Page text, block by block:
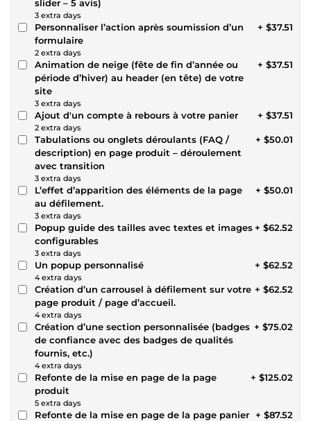
slider – 5 avis)
3 extra days
Personnaliser l’action après soumission d’un
formulaire
2 extra days
+ $37.51
Animation de neige (fête de fin d’année ou
période d’hiver) au header (en tête) de votre
site
3 extra days
+ $37.51
Ajout d'un compte à rebours à votre panier
2 extra days
+ $37.51
Tabulations ou onglets déroulants (FAQ /
description) en page produit – déroulement
avec transition
3 extra days
+ $50.01
L’effet d’apparition des éléments de la page
au défilement.
3 extra days
+ $50.01
Popup guide des tailles avec textes et images
configurables
3 extra days
+ $62.52
Un popup personnalisé
4 extra days
+ $62.52
Création d’un carrousel à défilement sur votre
page produit / page d’accueil.
4 extra days
+ $62.52
Création d’une section personnalisée (badges
de confiance avec des badges de qualités
fournis, etc.)
4 extra days
+ $75.02
Refonte de la mise en page de la page
produit
5 extra days
+ $125.02
Refonte de la mise en page de la page panier + $87.52